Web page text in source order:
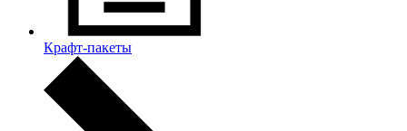
Крафт-пакеты